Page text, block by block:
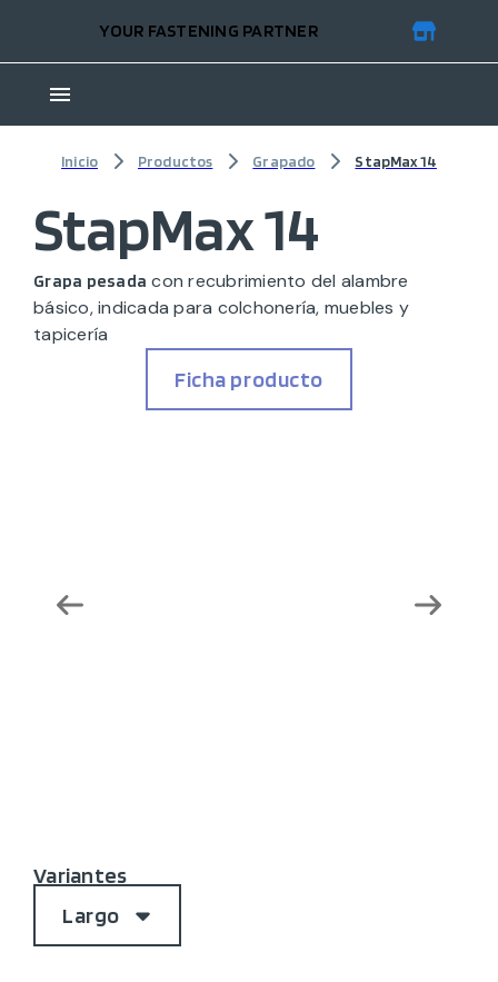
YOUR FASTENING PARTNER
Inicio Productos Grapado StapMax 14
StapMax 14
Grapa pesada con recubrimiento del alambre
básico, indicada para colchonería, muebles y
tapicería
Ficha producto
Variantes
Largo